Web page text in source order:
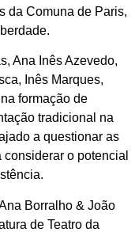
da Comuna de Paris,
Ana Inês Azevedo,
Inês Marques,
formação de
tradicional na
a questionar as
o potencial
Borralho & João
de Teatro da